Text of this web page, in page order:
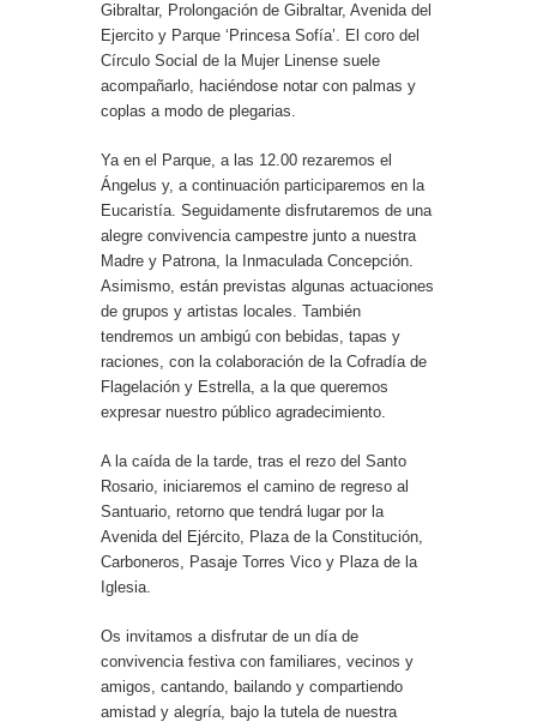
Gibraltar, Prolongación de Gibraltar, Avenida del
Ejercito y Parque ‘Princesa Sofía’. El coro del
Círculo Social de la Mujer Linense suele
acompañarlo, haciéndose notar con palmas y
coplas a modo de plegarias.
Ya en el Parque, a las 12.00 rezaremos el
Ángelus y, a continuación participaremos en la
Eucaristía. Seguidamente disfrutaremos de una
alegre convivencia campestre junto a nuestra
Madre y Patrona, la Inmaculada Concepción.
Asimismo, están previstas algunas actuaciones
de grupos y artistas locales. También
tendremos un ambigú con bebidas, tapas y
raciones, con la colaboración de la Cofradía de
Flagelación y Estrella, a la que queremos
expresar nuestro público agradecimiento.
A la caída de la tarde, tras el rezo del Santo
Rosario, iniciaremos el camino de regreso al
Santuario, retorno que tendrá lugar por la
Avenida del Ejército, Plaza de la Constitución,
Carboneros, Pasaje Torres Vico y Plaza de la
Iglesia.
Os invitamos a disfrutar de un día de
convivencia festiva con familiares, vecinos y
amigos, cantando, bailando y compartiendo
amistad y alegría, bajo la tutela de nuestra